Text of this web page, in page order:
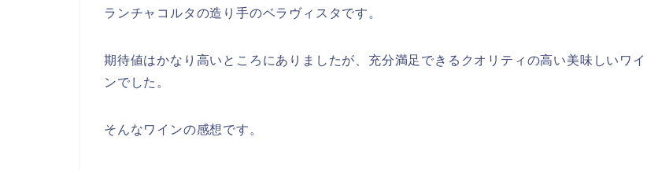
ランチャコルタの造り手のベラヴィスタです。
期待値はかなり高いところにありましたが、充分満足できるクオリティの高い美味しいワイ
ンでした。
そんなワインの感想です。